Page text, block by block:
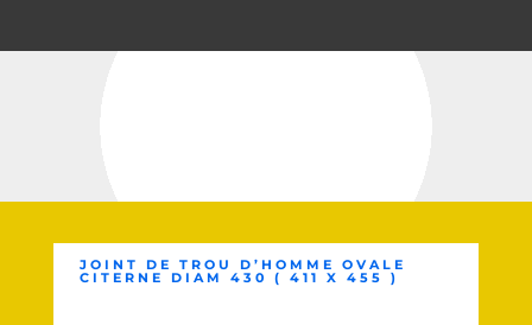
JOINT DE TROU D’HOMME OVALE
CITERNE DIAM 430 ( 411 X 455 )